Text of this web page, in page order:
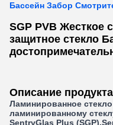
Бассейн Забор
SGP PVB Жесткое
защитное стекло
Описание продукта
Ламинированное стекло
ламинированному
SentryGlas Plus